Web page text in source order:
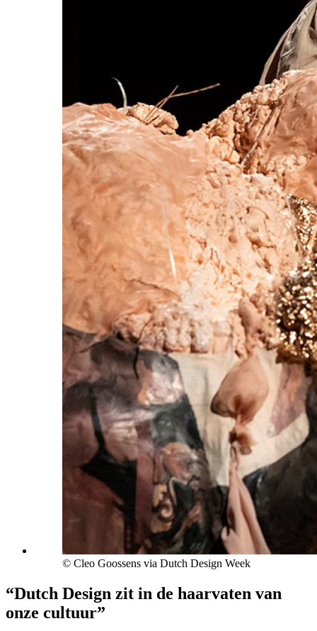
© Cleo Goossens via Dutch Design Week
“Dutch Design zit in de haarvaten van
onze cultuur”